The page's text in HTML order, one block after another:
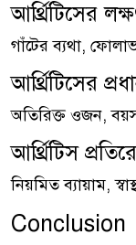
আর্থ্রিটিসের
গাঁটের ব্যথা,
আর্থ্রিটিসের
অতিরিক্ত ওজন,
আর্থ্রিটিস
নিয়মিত ব্যায়াম,
Conclusion